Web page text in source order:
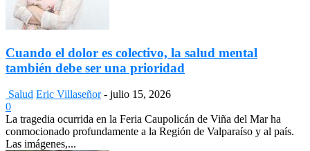
Cuando el dolor es colectivo, la salud mental
también debe ser una prioridad
Salud Eric Villaseñor - julio 15, 2026
0
La tragedia ocurrida en la Feria Caupolicán de Viña del Mar ha
conmocionado profundamente a la Región de Valparaíso y al país.
Las imágenes,...